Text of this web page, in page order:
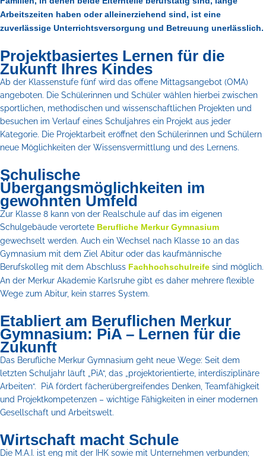
Arbeitszeiten haben oder alleinerziehend sind, ist eine
zuverlässige Unterrichtsversorgung und Betreuung unerlässlich.
Projektbasiertes Lernen für die
Zukunft Ihres Kindes
Ab der Klassenstufe fünf wird das offene Mittagsangebot (OMA)
angeboten. Die Schülerinnen und Schüler wählen hierbei zwischen
sportlichen, methodischen und wissenschaftlichen Projekten und
besuchen im Verlauf eines Schuljahres ein Projekt aus jeder
Kategorie. Die Projektarbeit eröffnet den Schülerinnen und Schülern
neue Möglichkeiten der Wissensvermittlung und des Lernens.
Schulische
Übergangsmöglichkeiten im
gewohnten Umfeld
Zur Klasse 8 kann von der Realschule auf das im eigenen
Schulgebäude verortete Berufliche Merkur Gymnasium
gewechselt werden. Auch ein Wechsel nach Klasse 10 an das
Gymnasium mit dem Ziel Abitur oder das kaufmännische
Berufskolleg mit dem Abschluss Fachhochschulreife sind möglich.
An der Merkur Akademie Karlsruhe gibt es daher mehrere flexible
Wege zum Abitur, kein starres System.
Etabliert am Beruflichen Merkur
Gymnasium: PiA – Lernen für die
Zukunft
Das Berufliche Merkur Gymnasium geht neue Wege: Seit dem
letzten Schuljahr läuft „PiA“, das „projektorientierte, interdisziplinäre
Arbeiten“. PiA fördert fächerübergreifendes Denken, Teamfähigkeit
und Projektkompetenzen – wichtige Fähigkeiten in einer modernen
Gesellschaft und Arbeitswelt.
Wirtschaft macht Schule
Die M.A.I. ist eng mit der IHK sowie mit Unternehmen verbunden;